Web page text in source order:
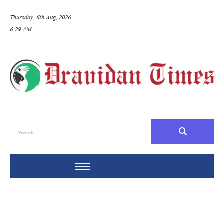
Thursday, 6th Aug, 2026
6:29 AM